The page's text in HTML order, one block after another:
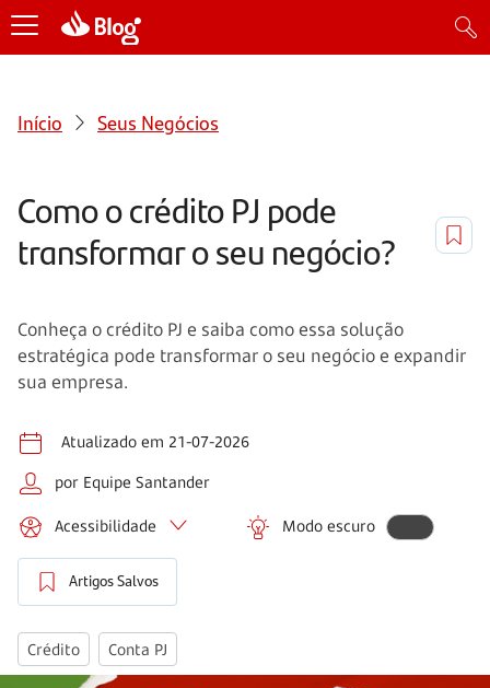
Início Seus Negócios
Como o crédito PJ pode
transformar o seu negócio?
Conheça o crédito PJ e saiba como essa solução
estratégica pode transformar o seu negócio e expandir
sua empresa.
Atualizado em 21-07-2026
por Equipe Santander
Acessibilidade Modo escuro
Artigos Salvos
Crédito Conta PJ